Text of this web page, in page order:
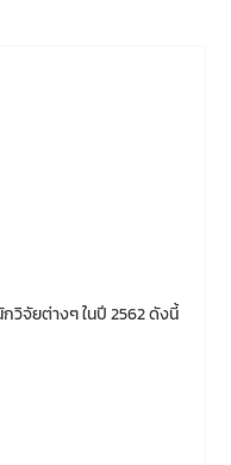
จัยต่างๆ ในปี 2562 ดังนี้